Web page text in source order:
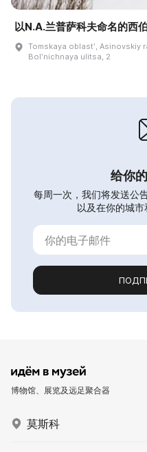
以N.A.兰普萨科夫命名的西
Tomskaya oblastʹ, Asinovskiy
Bolʹnichnaya ulitsa, 2
给你
每周一次，我们将发送公
以及在你的城市
博物馆、展览及远足聚合器
莫斯科